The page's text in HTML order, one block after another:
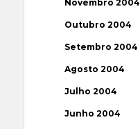
Novembro 2004
Outubro 2004
Setembro 2004
Agosto 2004
Julho 2004
Junho 2004